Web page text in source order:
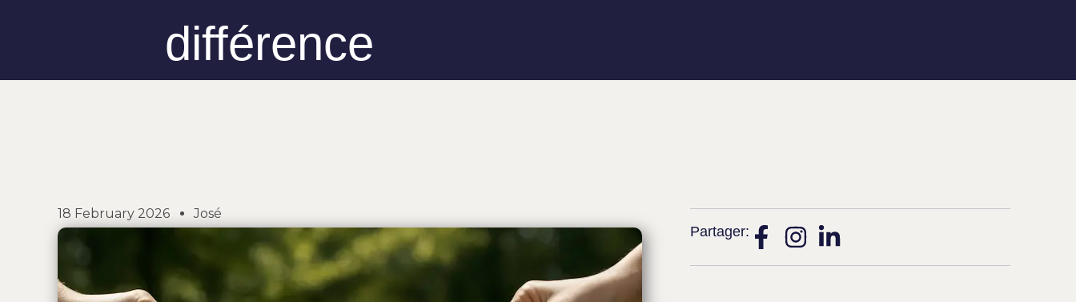
différence
18 February 2026 José
Partager: